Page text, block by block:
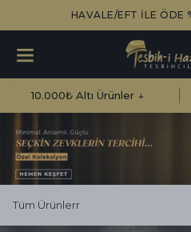
HAVALE/EFT İLE ÖDE
10.000₺ Altı Ürünler ↓
Tüm Ürünlerr